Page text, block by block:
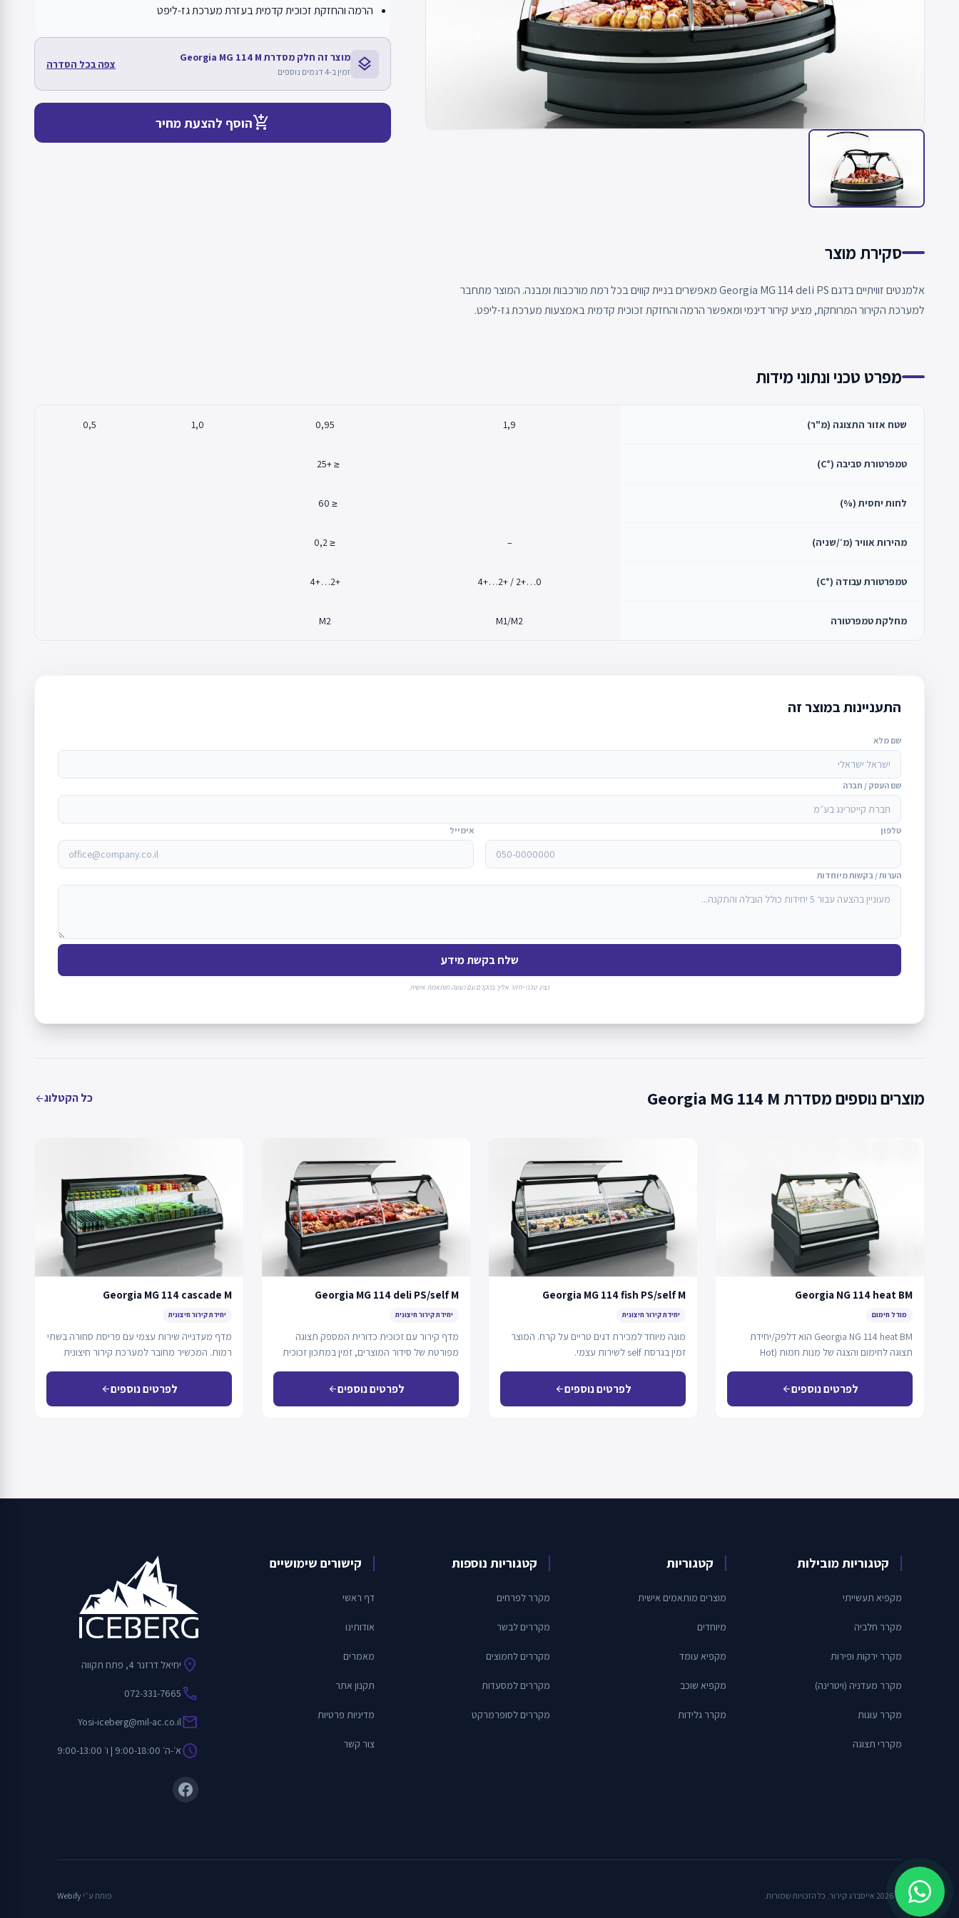
הרמה והחזקת זכוכית קדמית בעזרת מערכת גז-ליפט
layers מוצר זה חלק מסדרת Georgia MG 114 M
זמין ב-4 דגמים נוספים
צפה בכל הסדרה
add_shopping_cartהוסף להצעת מחיר
סקירת מוצר
אלמנטים זוויתיים בדגם Georgia MG 114 deli PS מאפשרים בניית קווים בכל רמת מורכבות ומבנה. המוצר מתחבר
למערכת הקירור המרוחקת, מציע קירור דינמי ומאפשר הרמה והחזקת זכוכית קדמית באמצעות מערכת גז-ליפט.
מפרט טכני ונתוני מידות
שטח אזור התצוגה (מ"ר) 1,9
0,95
1,0
0,5
טמפרטורת סביבה (°C) ≤ +25
לחות יחסית (%) ≤ 60
מהירות אוויר (מ׳/שניה) –
≤ 0,2
טמפרטורת עבודה (°C) 0…+2 / +2…+4
+2…+4
מחלקת טמפרטורה M1/M2
M2
התעניינות במוצר זה
שם מלא
שם העסק / חברה
טלפון אימייל
הערות / בקשות מיוחדות
שלח בקשת מידע
נציג טכני יחזור אליך בהקדם עם הצעה מותאמת אישית
מוצרים נוספים מסדרת Georgia MG 114 M כל הקטלוגarrow_back
Georgia NG 114 heat BM
מודל חימום
Georgia NG 114 heat BM הוא דלפק/יחידת
תצוגה לחימום והצגה של מנות חמות (Hot
לפרטים נוספיםarrow_back
Georgia MG 114 fish PS/self M
יחידת קירור חיצונית
מונה מיוחד למכירת דגים טריים על קרח. המוצר
זמין בגרסת self לשירות עצמי.
לפרטים נוספיםarrow_back
Georgia MG 114 deli PS/self M
יחידת קירור חיצונית
מדף קירור עם זכוכית כדורית המספק תצוגה
מפורטת של סידור המוצרים, זמין במתכון זכוכית
לפרטים נוספיםarrow_back
Georgia MG 114 cascade M
יחידת קירור חיצונית
מדף מעדנייה שירות עצמי עם פריסת סחורה בשתי
רמות. המכשיר מחובר למערכת קירור חיצונית
לפרטים נוספיםarrow_back
קטגוריות מובילות
מקפיא תעשייתי
מקרר חלביה
מקרר ירקות ופירות
מקרר מעדניה (ויטרינה)
מקרר עוגות
מקררי תצוגה
קטגוריות
מוצרים מותאמים אישית
מיוחדים
מקפיא עומד
מקפיא שוכב
מקרר גלידות
קטגוריות נוספות
מקרר לפרחים
מקררים לבשר
מקררים לחמוצים
מקררים למסעדות
מקררים לסופרמרקט
קישורים שימושיים
דף ראשי
אודותינו
מאמרים
תקנון אתר
מדיניות פרטיות
צור קשר
location_on יחיאל דרזנר 4, פתח תקווה
call
072-331-7665
mail
Yosi-iceberg@mil-ac.co.il
scheduleא׳-ה׳ 9:00-18:00 | ו׳ 9:00-13:00
© 2026 אייסברג קירור. כל הזכויות שמורות. פותח ע״י Webify